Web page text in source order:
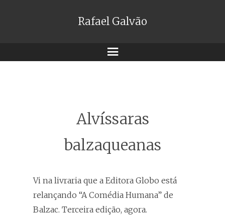
Rafael Galvão
Menu
Alvíssaras
balzaqueanas
Vi na livraria que a Editora Globo está
relançando “A Comédia Humana” de
Balzac. Terceira edição, agora.